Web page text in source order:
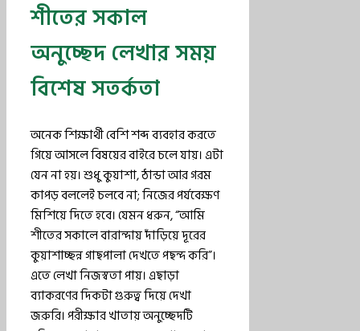
শীতের সকাল
অনুচ্ছেদ লেখার সময়
বিশেষ সতর্কতা
অনেক শিক্ষার্থী বেশি শব্দ ব্যবহার করতে
গিয়ে আসলে বিষয়ের বাইরে চলে যায়। এটা
যেন না হয়। শুধু কুয়াশা, ঠান্ডা আর গরম
কাপড় বললেই চলবে না; নিজের পর্যবেক্ষণ
মিশিয়ে দিতে হবে। যেমন ধরুন, “আমি
শীতের সকালে বারান্দায় দাঁড়িয়ে দূরের
কুয়াশাচ্ছন্ন গাছপালা দেখতে পছন্দ করি”।
এতে লেখা নিজস্বতা পায়। এছাড়া
ব্যাকরণের দিকটা গুরুত্ব দিয়ে দেখা
জরুরি। পরীক্ষার খাতায় অনুচ্ছেদটি